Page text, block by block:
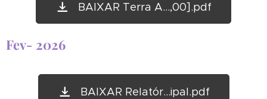
BAIXAR Terra A...,00].pdf
Fev- 2026
BAIXAR Relatór...ipal.pdf